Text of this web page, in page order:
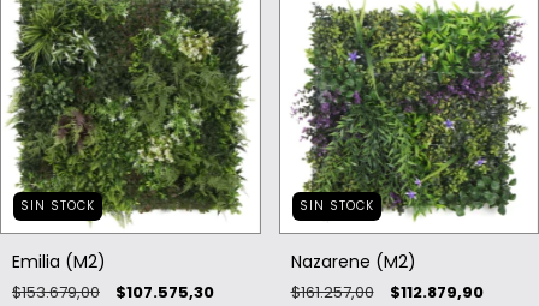
SIN STOCK
Emilia (M2)
$153.679,00 $107.575,30
SIN STOCK
Nazarene (M2)
$161.257,00 $112.879,90